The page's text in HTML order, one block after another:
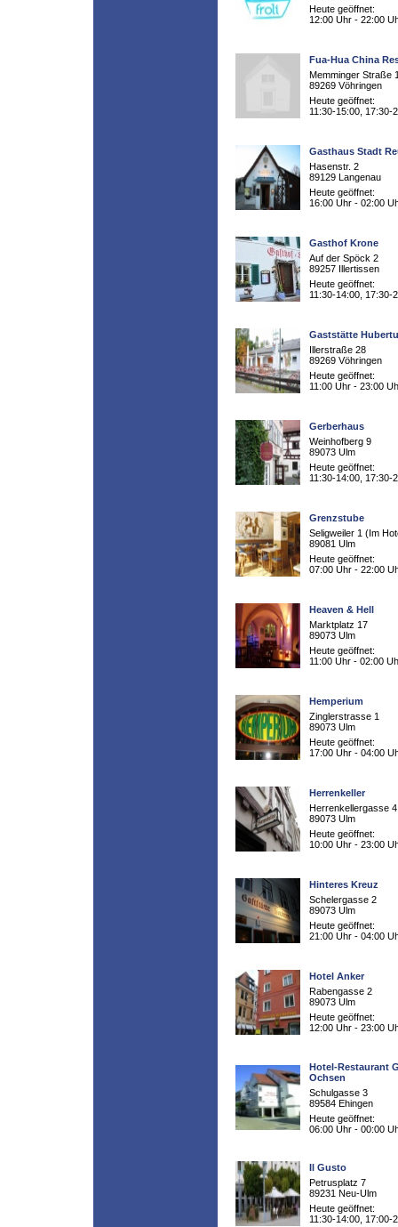
Heute geöffnet:
12:00 Uhr - 22:00
Fua-Hua China
Memminger Straße
89269 Vöhringen
Heute geöffnet:
11:30-15:00, 17:30-
Gasthaus Stadt
Hasenstr. 2
89129 Langenau
Heute geöffnet:
16:00 Uhr - 02:00
Gasthof Krone
Auf der Spöck 2
89257 Illertissen
Heute geöffnet:
11:30-14:00, 17:30-
Gaststätte
Illerstraße 28
89269 Vöhringen
Heute geöffnet:
11:00 Uhr - 23:00
Gerberhaus
Weinhofberg 9
89073 Ulm
Heute geöffnet:
11:30-14:00, 17:30-
Grenzstube
Seligweiler 1 (Im
89081 Ulm
Heute geöffnet:
07:00 Uhr - 22:00
Heaven & Hell
Marktplatz 17
89073 Ulm
Heute geöffnet:
11:00 Uhr - 02:00
Hemperium
Zinglerstrasse 1
89073 Ulm
Heute geöffnet:
17:00 Uhr - 04:00
Herrenkeller
Herrenkellergasse 4
89073 Ulm
Heute geöffnet:
10:00 Uhr - 23:00
Hinteres Kreuz
Schelergasse 2
89073 Ulm
Heute geöffnet:
21:00 Uhr - 04:00
Hotel Anker
Rabengasse 2
89073 Ulm
Heute geöffnet:
12:00 Uhr - 23:00
Hotel-Restaurant
Ochsen
Schulgasse 3
89584 Ehingen
Heute geöffnet:
06:00 Uhr - 00:00
Il Gusto
Petrusplatz 7
89231 Neu-Ulm
Heute geöffnet:
11:30-14:00, 17:00-